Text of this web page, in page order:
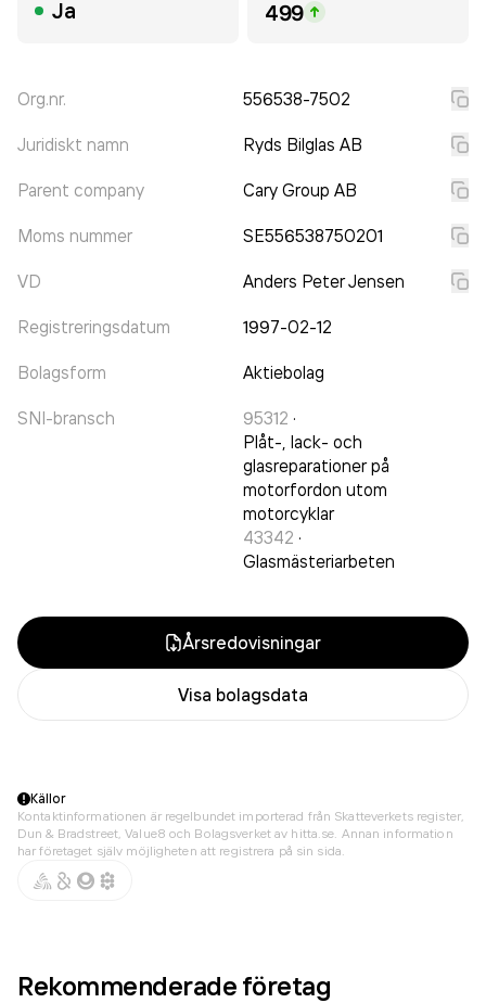
Ja 499
Org.nr. 556538-7502
Juridiskt namn Ryds Bilglas AB
Parent company Cary Group AB
Moms nummer SE556538750201
VD Anders Peter Jensen
Registreringsdatum 1997-02-12
Bolagsform Aktiebolag
SNI-bransch 95312 ·
Plåt-, lack- och
glasreparationer på
motorfordon utom
motorcyklar
43342 ·
Glasmästeriarbeten
Årsredovisningar
Visa bolagsdata
Källor
Kontaktinformationen är regelbundet importerad från Skatteverkets register,
Dun & Bradstreet, Value8 och Bolagsverket av hitta.se. Annan information
har företaget själv möjligheten att registrera på sin sida.
Rekommenderade företag